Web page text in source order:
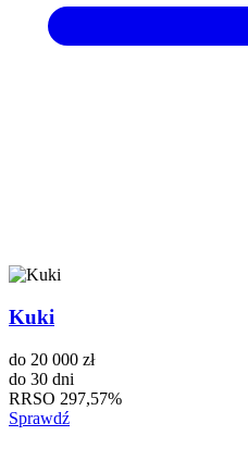
Kuki
do 20 000 zł
do 30 dni
RRSO 297,57%
Sprawdź